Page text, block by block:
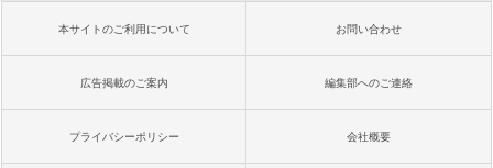
本サイトのご利用について お問い合わせ
広告掲載のご案内 編集部へのご連絡
プライバシーポリシー 会社概要